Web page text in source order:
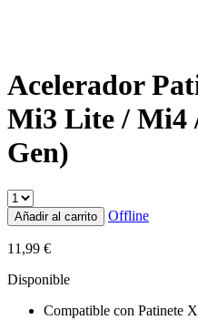
Acelerador
Mi3 Lite / Mi4
Gen)
Añadir al carrito Offline
11,99 €
Disponible
Compatible con Patinete